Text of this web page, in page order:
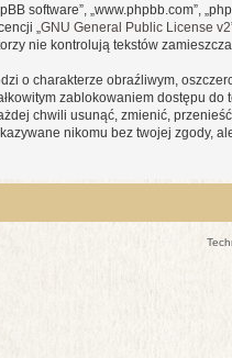
software”, „www.phpbb.com”,
„ GNU General Public License v2
nie kontrolują tekstów
o charakterze obraźliwym,
zablokowaniem dostępu
chwili usunąć, zmienić,
nikomu bez twojej zgody,